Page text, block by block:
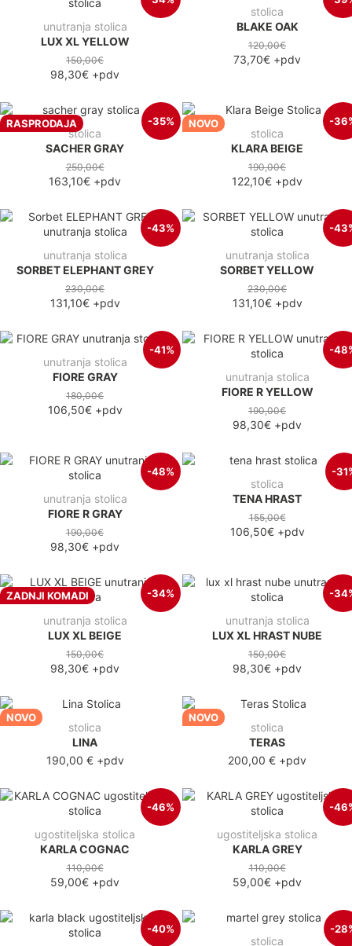
unutranja stolica
LUX XL YELLOW
150,00€
98,30€ +pdv
stolica
BLAKE OAK
120,00€
73,70€ +pdv
RASPRODAJA -35%
stolica
SACHER GRAY
250,00€
163,10€ +pdv
NOVO -
stolica
KLARA BEIGE
190,00€
122,10€ +pdv
-43%
unutranja stolica
SORBET ELEPHANT GREY
230,00€
131,10€+pdv
-
unutranja stolica
SORBET YELLOW
230,00€
131,10€+pdv
-41%
unutranja stolica
FIORE GRAY
180,00€
106,50€+pdv
-
unutranja stolica
FIORE R YELLOW
190,00€
98,30€ +pdv
-48%
unutranja stolica
FIORE R GRAY
190,00€
98,30€ +pdv
-
stolica
TENA HRAST
155,00€
106,50€+pdv
ZADNJI KOMADI -34%
unutranja stolica
LUX XL BEIGE
150,00€
98,30€ +pdv
-
unutranja stolica
LUX XL HRAST NUBE
150,00€
98,30€ +pdv
NOVO
stolica
LINA
190,00 €+pdv
NOVO
stolica
TERAS
200,00 € +pdv
-46%
ugostiteljska stolica
KARLA COGNAC
110,00€
59,00€ +pdv
-
ugostiteljska stolica
KARLA GREY
110,00€
59,00€ +pdv
-40% -
stolica